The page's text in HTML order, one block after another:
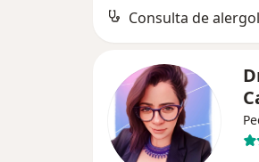
Consulta de